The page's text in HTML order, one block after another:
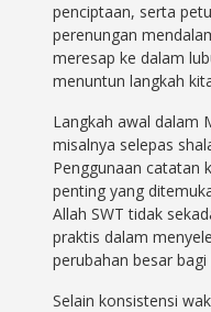
penciptaan, serta
perenungan
meresap ke dalam
menuntun langkah
Langkah awal dalam
misalnya selepas
Penggunaan catatan
penting yang
Allah SWT tidak
praktis dalam
perubahan besar
Selain konsistensi